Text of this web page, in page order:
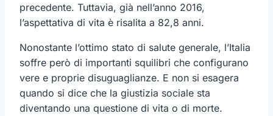
precedente. Tuttavia, già nell’anno 2016,
l’aspettativa di vita è risalita a 82,8 anni.
Nonostante l’ottimo stato di salute generale, l’Italia
soffre però di importanti squilibri che configurano
vere e proprie disuguaglianze. E non si esagera
quando si dice che la giustizia sociale sta
diventando una questione di vita o di morte.